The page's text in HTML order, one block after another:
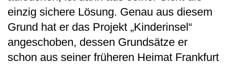
einzig sichere Lösung. Genau aus diesem
Grund hat er das Projekt „Kinderinsel“
angeschoben, dessen Grundsätze er
schon aus seiner früheren Heimat Frankfurt